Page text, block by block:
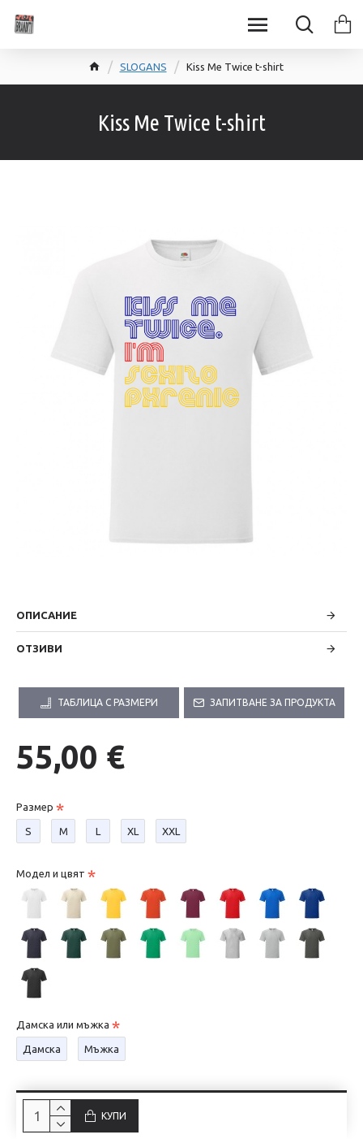
SLOGANS Kiss Мe Тwice t-shirt
Kiss Мe Тwice t-shirt
ОПИСАНИЕ
ОТЗИВИ
ТАБЛИЦА С РАЗМЕРИ ЗАПИТВАНЕ ЗА ПРОДУКТА
55,00 €
Размер
S М L XL XXL
Модел и цвят
Дамска или мъжка
Дамска Мъжка
КУПИ